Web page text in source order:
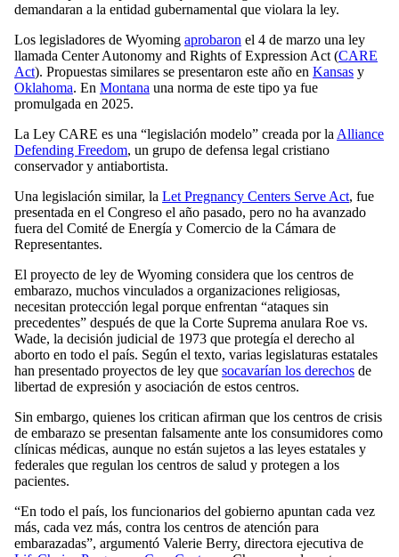
demandaran a la entidad gubernamental que violara la ley.
Los legisladores de Wyoming aprobaron el 4 de marzo una ley
llamada Center Autonomy and Rights of Expression Act (CARE
Act). Propuestas similares se presentaron este año en Kansas y
Oklahoma. En Montana una norma de este tipo ya fue
promulgada en 2025.
La Ley CARE es una “legislación modelo” creada por la Alliance
Defending Freedom, un grupo de defensa legal cristiano
conservador y antiabortista.
Una legislación similar, la Let Pregnancy Centers Serve Act, fue
presentada en el Congreso el año pasado, pero no ha avanzado
fuera del Comité de Energía y Comercio de la Cámara de
Representantes.
El proyecto de ley de Wyoming considera que los centros de
embarazo, muchos vinculados a organizaciones religiosas,
necesitan protección legal porque enfrentan “ataques sin
precedentes” después de que la Corte Suprema anulara Roe vs.
Wade, la decisión judicial de 1973 que protegía el derecho al
aborto en todo el país. Según el texto, varias legislaturas estatales
han presentado proyectos de ley que socavarían los derechos de
libertad de expresión y asociación de estos centros.
Sin embargo, quienes los critican afirman que los centros de crisis
de embarazo se presentan falsamente ante los consumidores como
clínicas médicas, aunque no están sujetos a las leyes estatales y
federales que regulan los centros de salud y protegen a los
pacientes.
“En todo el país, los funcionarios del gobierno apuntan cada vez
más, cada vez más, contra los centros de atención para
embarazadas”, argumentó Valerie Berry, directora ejecutiva de